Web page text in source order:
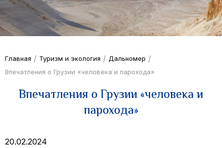
Главная / Туризм и экология / Дальномер /
Впечатления о Грузии «человека и парохода»
Впечатления о Грузии «человека и
парохода»
20.02.2024